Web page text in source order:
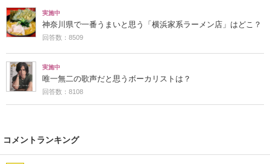
実施中
神奈川県で一番うまいと思う「横浜家系ラーメン店」はどこ？
回答数：8509
実施中
唯一無二の歌声だと思うボーカリストは？
回答数：8108
コメントランキング